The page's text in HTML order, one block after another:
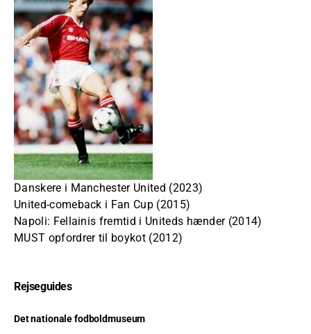
Danskere i Manchester United (2023)
United-comeback i Fan Cup (2015)
Napoli: Fellainis fremtid i Uniteds hænder (2014)
MUST opfordrer til boykot (2012)
Rejseguides
Det nationale fodboldmuseum